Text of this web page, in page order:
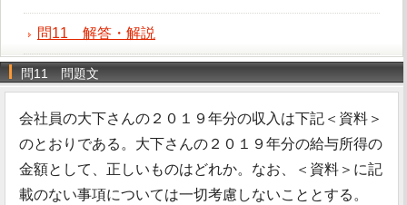
問11 解答・解説
問11 問題文
会社員の大下さんの２０１９年分の収入は下記＜資料＞
のとおりである。大下さんの２０１９年分の給与所得の
金額として、正しいものはどれか。なお、＜資料＞に記
載のない事項については一切考慮しないこととする。